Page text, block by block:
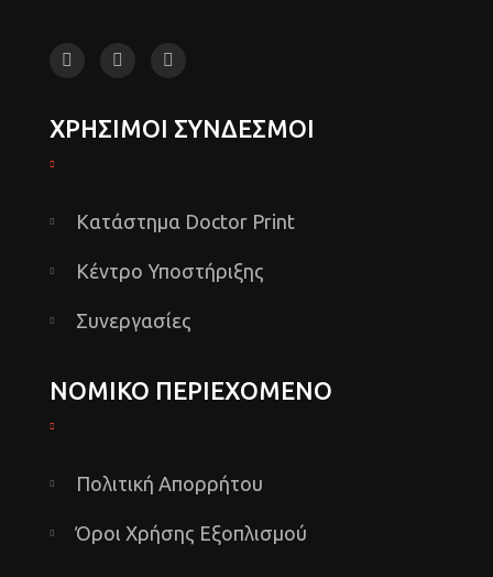
ΧΡΗΣΙΜΟΙ ΣΥΝΔΕΣΜΟΙ
Κατάστημα Doctor Print
Κέντρο Υποστήριξης
Συνεργασίες
ΝΟΜΙΚΟ ΠΕΡΙΕΧΟΜΕΝΟ
Πολιτική Απορρήτου
Όροι Χρήσης Εξοπλισμού